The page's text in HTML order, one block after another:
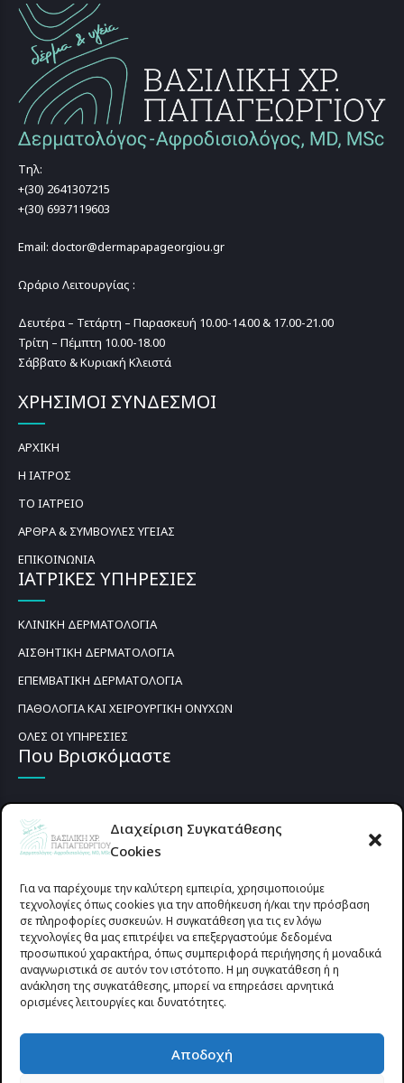
Διαχείριση Συγκατάθεσης
Cookies
Για να παρέχουμε την καλύτερη εμπειρία, χρησιμοποιούμε
τεχνολογίες όπως cookies για την αποθήκευση ή/και την πρόσβαση
σε πληροφορίες συσκευών. Η συγκατάθεση για τις εν λόγω
τεχνολογίες θα μας επιτρέψει να επεξεργαστούμε δεδομένα
προσωπικού χαρακτήρα, όπως συμπεριφορά περιήγησης ή μοναδικά
αναγνωριστικά σε αυτόν τον ιστότοπο. Η μη συγκατάθεση ή η
ανάκληση της συγκατάθεσης, μπορεί να επηρεάσει αρνητικά
ορισμένες λειτουργίες και δυνατότητες.
Αποδοχή
Τηλ:
+(30) 2641307215
+(30) 6937119603
Email: doctor@dermapapageorgiou.gr
Ωράριο Λειτουργίας :
Δευτέρα – Τετάρτη – Παρασκευή 10.00-14.00 & 17.00-21.00
Τρίτη – Πέμπτη 10.00-18.00
Σάββατο & Κυριακή Κλειστά
ΧΡΗΣΙΜΟΙ ΣΥΝΔΕΣΜΟΙ
ΑΡΧΙΚΗ
Η ΙΑΤΡΟΣ
ΤΟ ΙΑΤΡΕΙΟ
ΑΡΘΡΑ & ΣΥΜΒΟΥΛΕΣ ΥΓΕΙΑΣ
ΕΠΙΚΟΙΝΩΝΙΑ
ΙΑΤΡΙΚΕΣ ΥΠΗΡΕΣΙΕΣ
ΚΛΙΝΙΚΗ ΔΕΡΜΑΤΟΛΟΓΙΑ
ΑΙΣΘΗΤΙΚΗ ΔΕΡΜΑΤΟΛΟΓΙΑ
ΕΠΕΜΒΑΤΙΚΗ ΔΕΡΜΑΤΟΛΟΓΙΑ
ΠΑΘΟΛΟΓΙΑ ΚΑΙ ΧΕΙΡΟΥΡΓΙΚΗ ΟΝΥΧΩΝ
ΟΛΕΣ ΟΙ ΥΠΗΡΕΣΙΕΣ
Που Βρισκόμαστε
Προυσιωτίσσης 27 & Δ.Σταϊκου , Αγρίνιο 30133 (έναντι γηπέδου